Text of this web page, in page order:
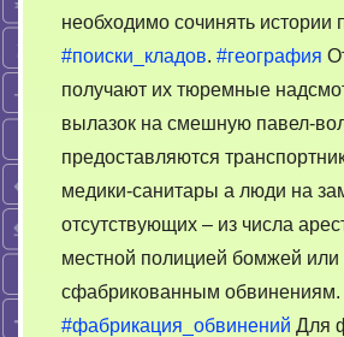
необходимо сочинять истории
#поиски_кладов. #география
получают их тюремные
вылазок на смешную павел-
предоставляются
медики-санитары а люди на
отсутствующих – из числа
местной полицией бомжей или
сфабрикованным обвинениям.
#фабрикация_обвинений Для